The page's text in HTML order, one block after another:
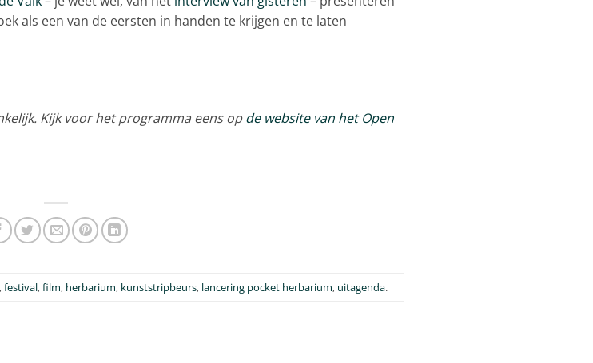
als een van de eersten in handen te krijgen en te laten
Kijk voor het programma eens opde website van het Open
,festival,film, herbarium, kunststripbeurs, lancering pocket herbarium, uitagenda.